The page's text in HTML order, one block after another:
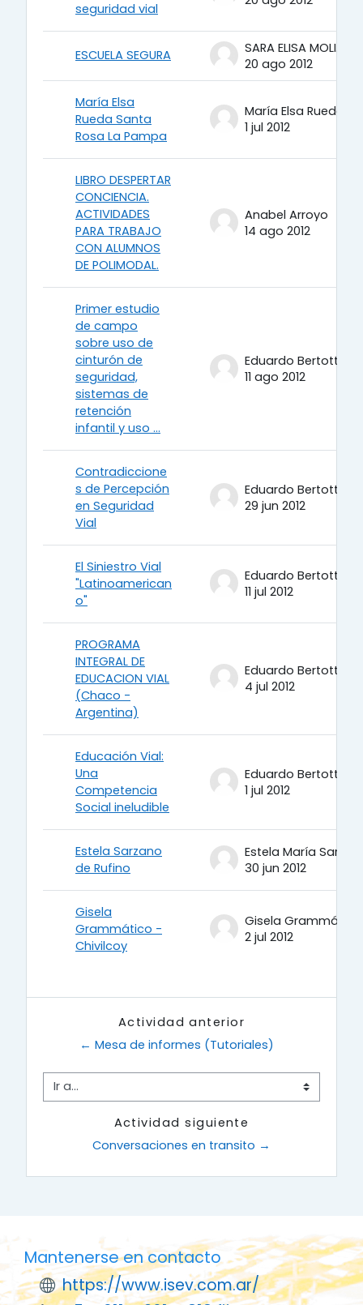
seguridad vial
ESCUELA SEGURA
SARA ELISA MOLINA
20 ago 2012
María Elsa
Rueda Santa
Rosa La Pampa
María Elsa Rueda
1 jul 2012
LIBRO DESPERTAR
CONCIENCIA.
ACTIVIDADES
PARA TRABAJO
CON ALUMNOS
DE POLIMODAL.
Anabel Arroyo
14 ago 2012
Primer estudio
de campo
sobre uso de
cinturón de
seguridad,
sistemas de
retención
infantil y uso ...
Eduardo Bertotti
11 ago 2012
Contradiccione
s de Percepción
en Seguridad
Vial
Eduardo Bertotti
29 jun 2012
El Siniestro Vial
"Latinoamerican
o"
Eduardo Bertotti
11 jul 2012
PROGRAMA
INTEGRAL DE
EDUCACION VIAL
(Chaco -
Argentina)
Eduardo Bertotti
4 jul 2012
Educación Vial:
Una
Competencia
Social ineludible
Eduardo Bertotti
1 jul 2012
Estela Sarzano
de Rufino
30 jun 2012
Gisela
Grammático -
Chivilcoy
2 jul 2012
Actividad anterior
← Mesa de informes (Tutoriales)
Ir a...
Actividad siguiente
Conversaciones en transito →
Mantenerse en contacto
https://www.isev.com.ar/